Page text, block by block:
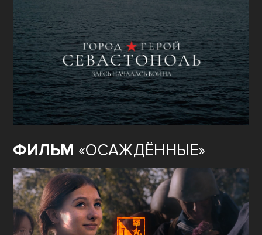
ФИЛЬМ «ОСАЖДЁННЫЕ»